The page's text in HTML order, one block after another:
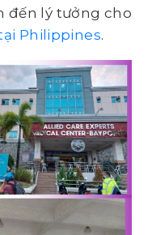
đến lý tưởng cho
Philippines.